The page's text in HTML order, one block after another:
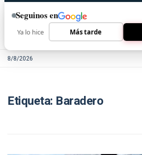
8/8/2026
Etiqueta: Baradero
Seguinos en
Ya lo hice Más tarde